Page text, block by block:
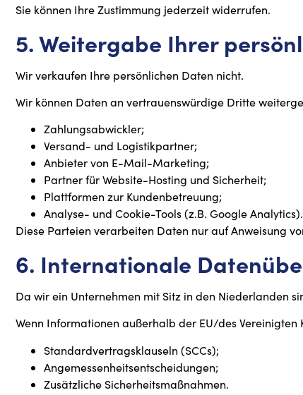
Sie können Ihre Zustimmung jederzeit widerrufen.
5. Weitergabe Ihrer
Wir verkaufen Ihre persönlichen Daten nicht.
Wir können Daten an vertrauenswürdige Dritte
Zahlungsabwickler;
Versand- und Logistikpartner;
Anbieter von E-Mail-Marketing;
Partner für Website-Hosting und Sicherheit;
Plattformen zur Kundenbetreuung;
Analyse- und Cookie-Tools (z.B. Google Analytics).
Diese Parteien verarbeiten Daten nur auf Anweisung
6. Internationale
Da wir ein Unternehmen mit Sitz in den Niederlanden
Wenn Informationen außerhalb der EU/des
Standardvertragsklauseln (SCCs);
Angemessenheitsentscheidungen;
Zusätzliche Sicherheitsmaßnahmen.